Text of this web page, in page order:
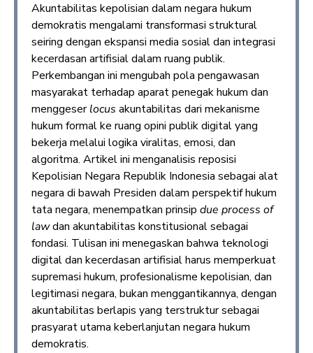
Akuntabilitas kepolisian dalam negara hukum
demokratis mengalami transformasi struktural
seiring dengan ekspansi media sosial dan integrasi
kecerdasan artifisial dalam ruang publik.
Perkembangan ini mengubah pola pengawasan
masyarakat terhadap aparat penegak hukum dan
menggeserlocus akuntabilitas dari mekanisme
hukum formal ke ruang opini publik digital yang
bekerja melalui logika viralitas, emosi, dan
algoritma. Artikel ini menganalisis reposisi
Kepolisian Negara Republik Indonesia sebagai alat
negara di bawah Presiden dalam perspektif hukum
tata negara, menempatkan prinsip due process of
lawdan akuntabilitas konstitusional sebagai
fondasi. Tulisan ini menegaskan bahwa teknologi
digital dan kecerdasan artifisial harus memperkuat
supremasi hukum, profesionalisme kepolisian, dan
legitimasi negara, bukan menggantikannya, dengan
akuntabilitas berlapis yang terstruktur sebagai
prasyarat utama keberlanjutan negara hukum
demokratis.